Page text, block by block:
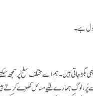
ہے۔
بگڑجاتی ہیں۔ ہم اسے مختلف سطح پر
لوگ ہمارے لئیے مسائل کھڑے کرتے